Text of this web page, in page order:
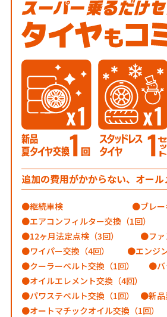
追加の費用がかからない、オー
継続車検
ブレー
エアコンフィルター交換（1回）
12ヶ月法定点検（3回）
フ
ワイパー交換（4回）
エンジ
クーラーベルト交換（1回）
オイルエレメント交換（4回）
パワステベルト交換（1回）
新品
オートマチックオイル交換（1回）